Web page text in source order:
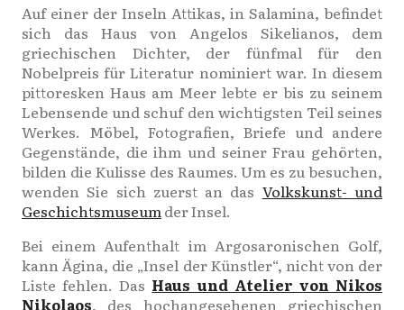
Auf einer der Inseln Attikas, in Salamina, befindet
sich das Haus von Angelos Sikelianos, dem
griechischen Dichter, der fünfmal für den
Nobelpreis für Literatur nominiert war. In diesem
pittoresken Haus am Meer lebte er bis zu seinem
Lebensende und schuf den wichtigsten Teil seines
Werkes. Möbel, Fotografien, Briefe und andere
Gegenstände, die ihm und seiner Frau gehörten,
bilden die Kulisse des Raumes. Um es zu besuchen,
wenden Sie sich zuerst an das Volkskunst- und
Geschichtsmuseumder Insel.
Bei einem Aufenthalt im Argosaronischen Golf,
kann Ägina, die „Insel der Künstler“, nicht von der
Liste fehlen. Das Haus und Atelier von Nikos
Nikolaos, des hochangesehenen griechischen